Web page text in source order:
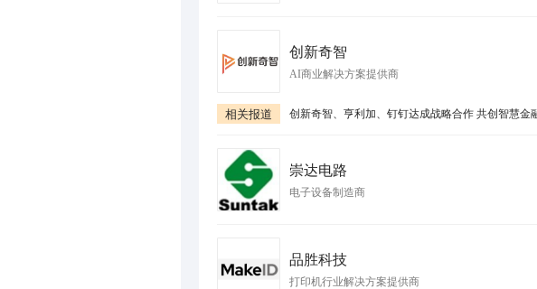
创新奇智
AI商业解决方案提供商
相关报道
崇达电路
电子设备制造商
品胜科技
打印机行业解决方案提供商